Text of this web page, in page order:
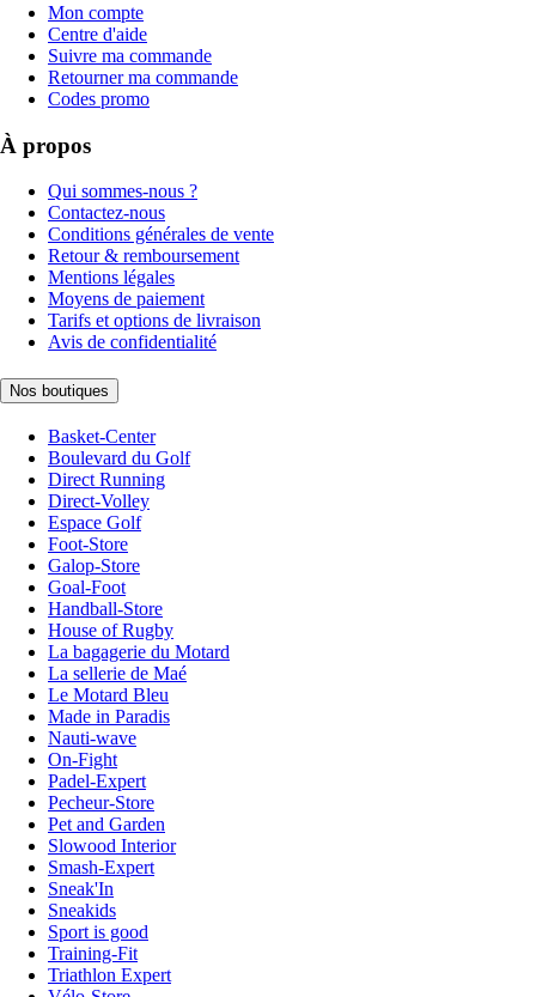
Mon compte
Centre d'aide
Suivre ma commande
Retourner ma commande
Codes promo
À propos
Qui sommes-nous ?
Contactez-nous
Conditions générales de vente
Retour & remboursement
Mentions légales
Moyens de paiement
Tarifs et options de livraison
Avis de confidentialité
Nos boutiques
Basket-Center
Boulevard du Golf
Direct Running
Direct-Volley
Espace Golf
Foot-Store
Galop-Store
Goal-Foot
Handball-Store
House of Rugby
La bagagerie du Motard
La sellerie de Maé
Le Motard Bleu
Made in Paradis
Nauti-wave
On-Fight
Padel-Expert
Pecheur-Store
Pet and Garden
Slowood Interior
Smash-Expert
Sneak'In
Sneakids
Sport is good
Training-Fit
Triathlon Expert